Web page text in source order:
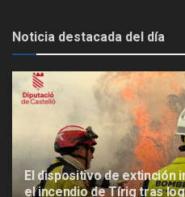
Noticia destacada del día
El dispositivo de extinción
el incendio de Tírig tras